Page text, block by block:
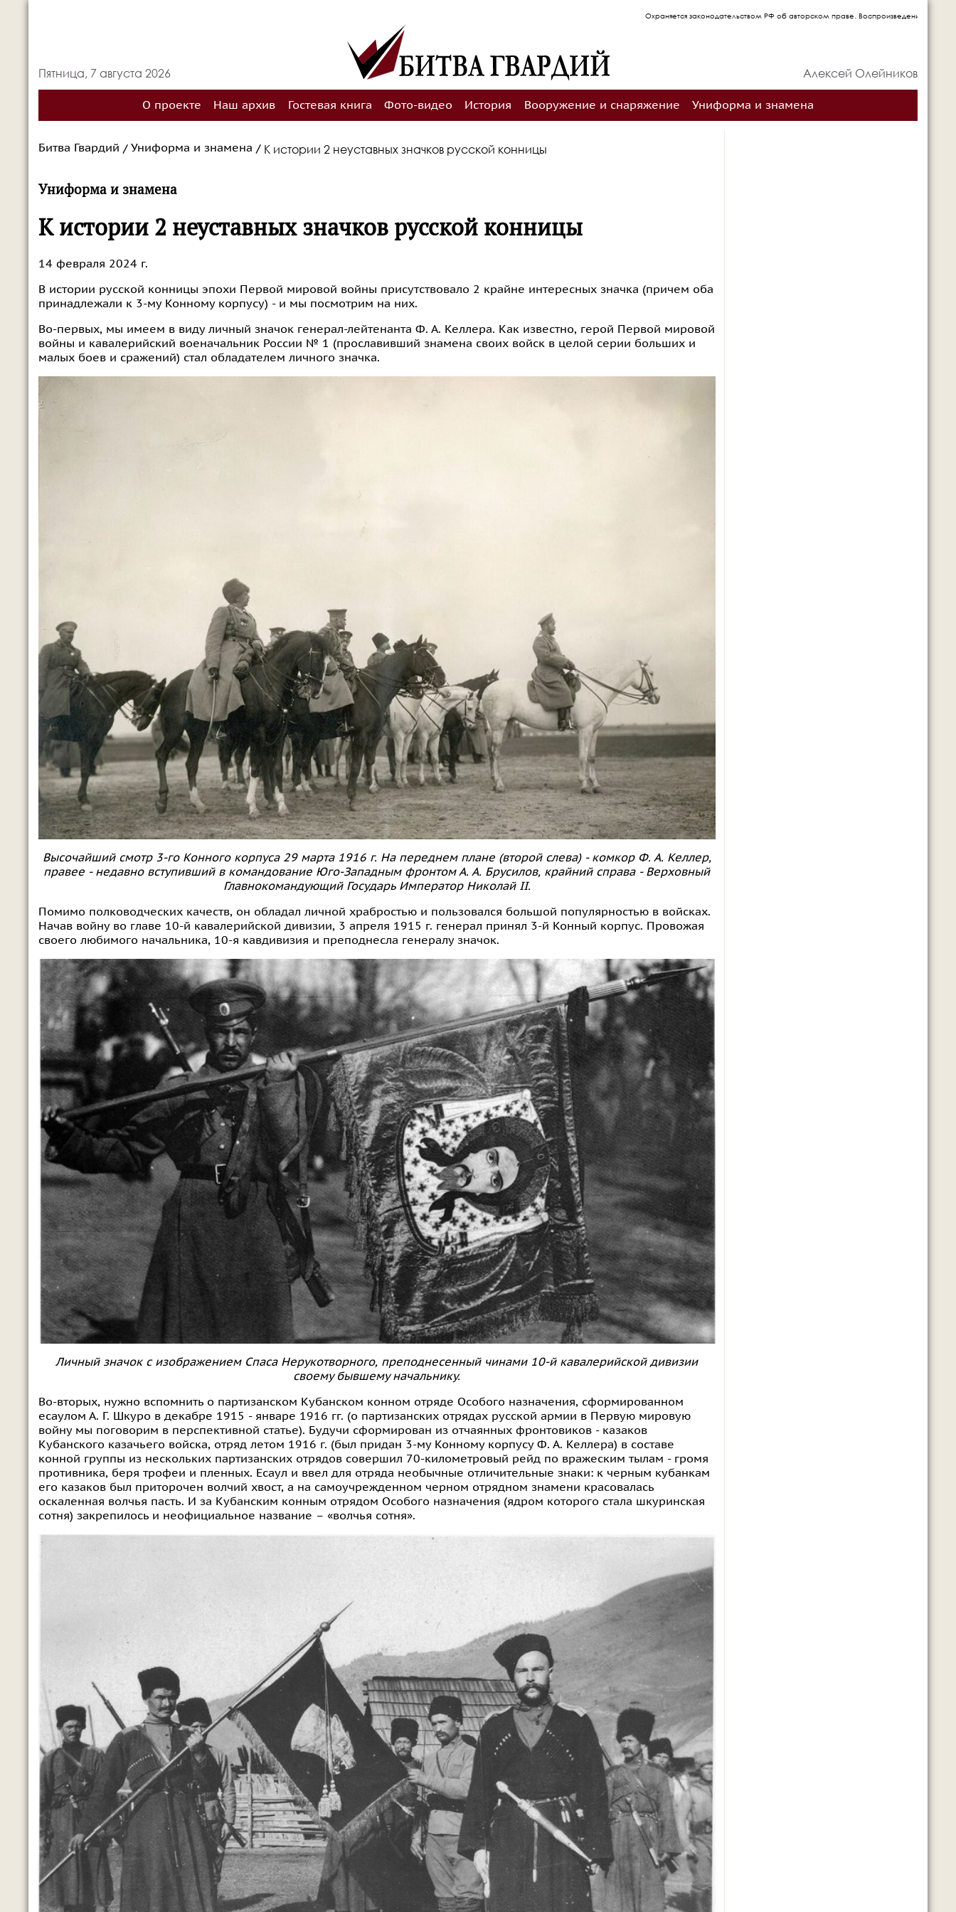
Охраняется законодательством РФ об авторском праве. Воспроизведение материалов
Пятница, 7 августа 2026 Алексей Олейников
О проекте Наш архив Гостевая книга Фото-видео История Вооружение и снаряжение Униформа и знамена
Битва Гвардий / Униформа и знамена / К истории 2 неуставных значков русской конницы
Униформа и знамена
К истории 2 неуставных значков русской конницы
14 февраля 2024 г.
В истории русской конницы эпохи Первой мировой войны присутствовало 2 крайне интересных значка (причем оба
принадлежали к 3-му Конному корпусу) - и мы посмотрим на них.
Во-первых, мы имеем в виду личный значок генерал-лейтенанта Ф. А. Келлера. Как известно, герой Первой мировой
войны и кавалерийский военачальник России № 1 (прославивший знамена своих войск в целой серии больших и
малых боев и сражений) стал обладателем личного значка.
Высочайший смотр 3-го Конного корпуса 29 марта 1916 г. На переднем плане (второй слева) - комкор Ф. А. Келлер,
правее - недавно вступивший в командование Юго-Западным фронтом А. А. Брусилов, крайний справа - Верховный
Главнокомандующий Государь Император Николай II.
Помимо полководческих качеств, он обладал личной храбростью и пользовался большой популярностью в войсках.
Начав войну во главе 10-й кавалерийской дивизии, 3 апреля 1915 г. генерал принял 3-й Конный корпус. Провожая
своего любимого начальника, 10-я кавдивизия и преподнесла генералу значок.
Личный значок с изображением Спаса Нерукотворного, преподнесенный чинами 10-й кавалерийской дивизии
своему бывшему начальнику.
Во-вторых, нужно вспомнить о партизанском Кубанском конном отряде Особого назначения, сформированном
есаулом А. Г. Шкуро в декабре 1915 - январе 1916 гг. (о партизанских отрядах русской армии в Первую мировую
войну мы поговорим в перспективной статье). Будучи сформирован из отчаянных фронтовиков - казаков
Кубанского казачьего войска, отряд летом 1916 г. (был придан 3-му Конному корпусу Ф. А. Келлера) в составе
конной группы из нескольких партизанских отрядов совершил 70-километровый рейд по вражеским тылам - громя
противника, беря трофеи и пленных. Есаул и ввел для отряда необычные отличительные знаки: к черным кубанкам
его казаков был приторочен волчий хвост, а на самоучрежденном черном отрядном знамени красовалась
оскаленная волчья пасть. И за Кубанским конным отрядом Особого назначения (ядром которого стала шкуринская
сотня) закрепилось и неофициальное название – «волчья сотня».